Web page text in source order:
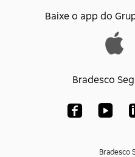
Baixe o app do
Bradesco
Bradesco